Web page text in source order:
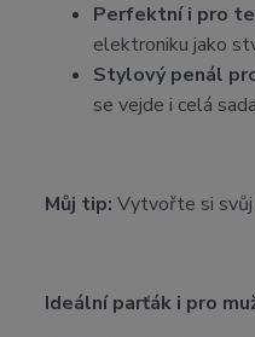
Perfektní i pro
elektroniku jako
Stylový penál
se vejde i celá
Můj tip: Vytvořte si svůj
Ideální parťák i pro